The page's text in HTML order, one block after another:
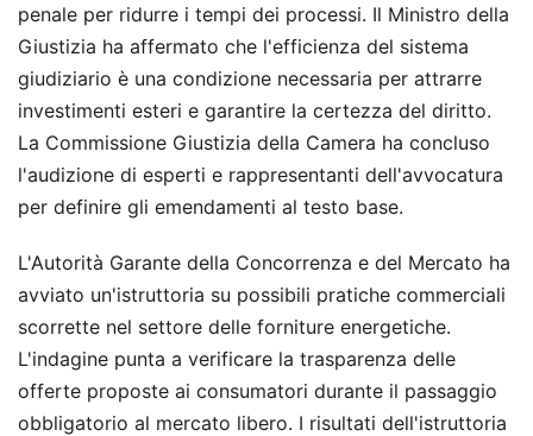
penale per ridurre i tempi dei processi. Il Ministro della
Giustizia ha affermato che l'efficienza del sistema
giudiziario è una condizione necessaria per attrarre
investimenti esteri e garantire la certezza del diritto.
La Commissione Giustizia della Camera ha concluso
l'audizione di esperti e rappresentanti dell'avvocatura
per definire gli emendamenti al testo base.
L'Autorità Garante della Concorrenza e del Mercato ha
avviato un'istruttoria su possibili pratiche commerciali
scorrette nel settore delle forniture energetiche.
L'indagine punta a verificare la trasparenza delle
offerte proposte ai consumatori durante il passaggio
obbligatorio al mercato libero. I risultati dell'istruttoria